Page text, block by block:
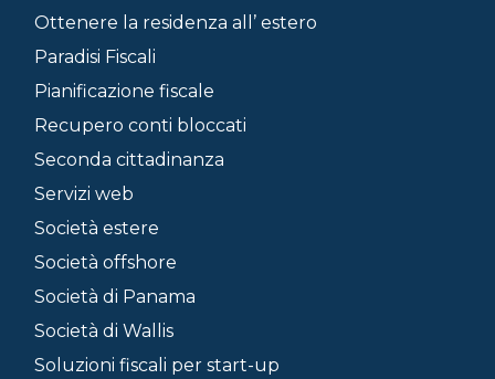
Ottenere la residenza all’ estero
Paradisi Fiscali
Pianificazione fiscale
Recupero conti bloccati
Seconda cittadinanza
Servizi web
Società estere
Società offshore
Società di Panama
Società di Wallis
Soluzioni fiscali per start-up